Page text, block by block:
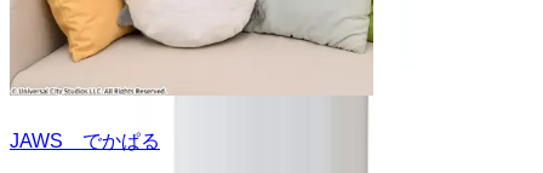
JAWS でかぱる